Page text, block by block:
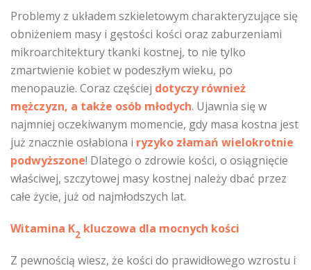
Problemy z układem szkieletowym charakteryzujące się
obniżeniem masy i gęstości kości oraz zaburzeniami
mikroarchitektury tkanki kostnej, to nie tylko
zmartwienie kobiet w podeszłym wieku, po
menopauzie. Coraz częściej dotyczy również
mężczyzn, a także osób młodych. Ujawnia się w
najmniej oczekiwanym momencie, gdy masa kostna jest
już znacznie osłabiona i ryzyko złamań wielokrotnie
podwyższone! Dlatego o zdrowie kości, o osiągnięcie
właściwej, szczytowej masy kostnej należy dbać przez
całe życie, już od najmłodszych lat.
Witamina K2 kluczowa dla mocnych kości
Z pewnością wiesz, że kości do prawidłowego wzrostu i